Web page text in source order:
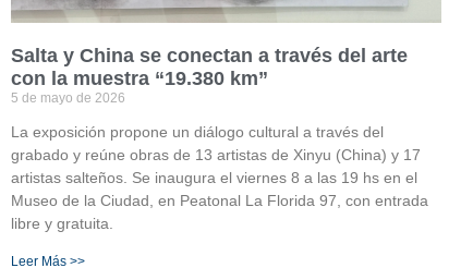
Salta y China se conectan a través del arte
con la muestra “19.380 km”
5 de mayo de 2026
La exposición propone un diálogo cultural a través del
grabado y reúne obras de 13 artistas de Xinyu (China) y 17
artistas salteños. Se inaugura el viernes 8 a las 19 hs en el
Museo de la Ciudad, en Peatonal La Florida 97, con entrada
libre y gratuita.
Leer Más >>